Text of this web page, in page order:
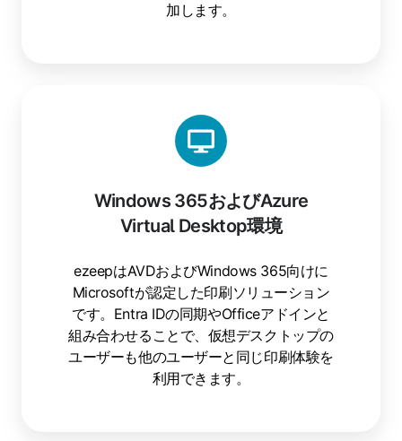
加します。
Windows 365およびAzure
Virtual Desktop環境
ezeepはAVDおよびWindows 365向けに
Microsoftが認定した印刷ソリューション
です。Entra IDの同期やOfficeアドインと
組み合わせることで、仮想デスクトップの
ユーザーも他のユーザーと同じ印刷体験を
利用できます。